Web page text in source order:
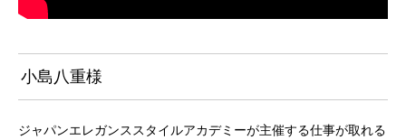
小島八重様
ジャパンエレガンススタイルアカデミーが主催する仕事が取れる